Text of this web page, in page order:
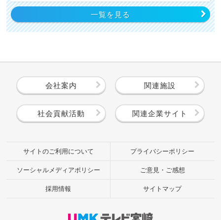
一覧を見る
会社案内 関連施設
社会貢献活動 関連企業サイト
サイトのご利用について プライバシーポリシー
ソーシャルメディアポリシー ご意見・ご感想
採用情報 サイトマップ